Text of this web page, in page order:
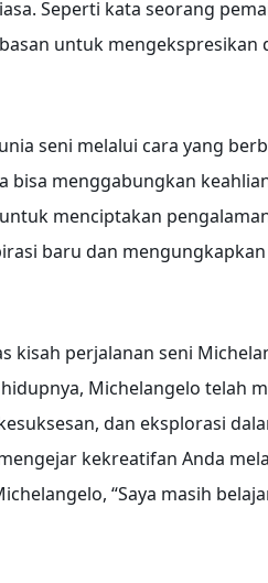
Seperti kata seorang
untuk mengekspresikan
seni melalui cara yang
menggabungkan
menciptakan
baru dan
kisah perjalanan seni
Michelangelo telah
dan eksplorasi
kekreatifan Anda
“Saya masih